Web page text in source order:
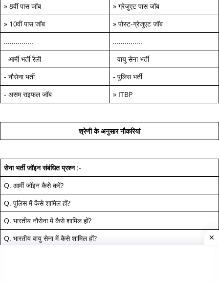
» 8वीं पास जॉब » ग्रेजुएट पास जॉब
» 10वीं पास जॉब » पोस्ट-ग्रेजुएट जॉब
...............
...............
- आर्मी भर्ती रैली - वायु सेना भर्ती
- नौसेना भर्ती - पुलिस भर्ती
- असम राइफल जॉब » ITBP
श्रेणी के अनुसार नौकरियां
सेना भर्ती जॉइन संबंधित प्रश्न:-
Q. आर्मी जॉइन कैसे करें?
Q. पुलिस में कैसे शामिल हों?
Q. भारतीय नौसेना में कैसे शामिल हों?
Q. भारतीय वायु सेना में कैसे शामिल हों?